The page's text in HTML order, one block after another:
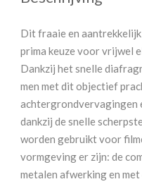
Dit fraaie en
prima keuze voor vrijwel
Dankzij het snelle
men met dit objectief
achtergrondvervagingen
dankzij de snelle
worden gebruikt voor
vormgeving er zijn: de
metalen afwerking en